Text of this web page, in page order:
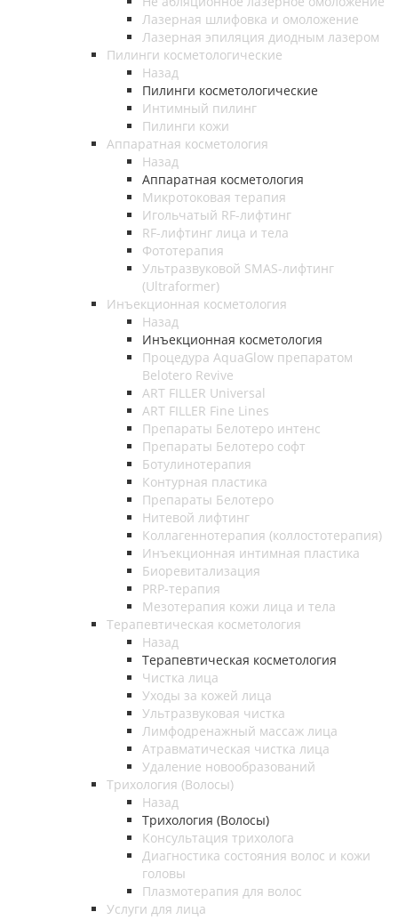
Лазерная шлифовка и омоложение
Лазерная эпиляция диодным лазером
Пилинги косметологические
Назад
Пилинги косметологические
Интимный пилинг
Пилинги кожи
Аппаратная косметология
Назад
Аппаратная косметология
Микротоковая терапия
Игольчатый RF-лифтинг
RF-лифтинг лица и тела
Фототерапия
Ультразвуковой SMAS-лифтинг
(Ultraformer)
Инъекционная косметология
Назад
Инъекционная косметология
Процедура AquaGlow препаратом
Belotero Revive
ART FILLER Universal
ART FILLER Fine Lines
Препараты Белотеро интенс
Препараты Белотеро софт
Ботулинотерапия
Контурная пластика
Препараты Белотеро
Нитевой лифтинг
Коллагеннотерапия (коллостотерапия)
Инъекционная интимная пластика
Биоревитализация
PRP-терапия
Мезотерапия кожи лица и тела
Терапевтическая косметология
Назад
Терапевтическая косметология
Чистка лица
Уходы за кожей лица
Ультразвуковая чистка
Лимфодренажный массаж лица
Атравматическая чистка лица
Удаление новообразований
Трихология (Волосы)
Назад
Трихология (Волосы)
Консультация трихолога
Диагностика состояния волос и кожи
головы
Плазмотерапия для волос
Услуги для лица